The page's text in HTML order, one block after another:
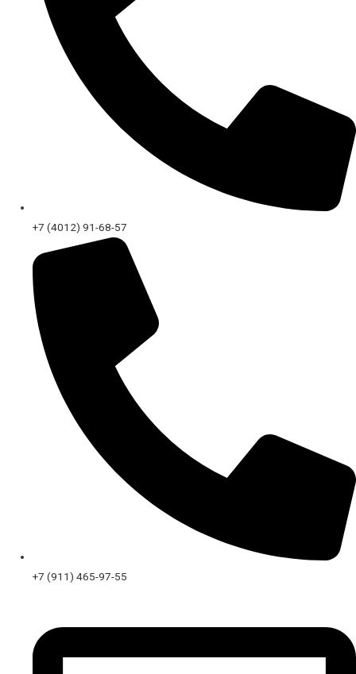
+7 (4012) 91-68-57
+7 (911) 465-97-55